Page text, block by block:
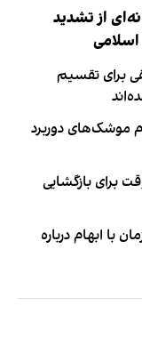
از تشدید
برای تقسیم
موشک‌های دوربرد
برای بازگشایی
با ابهام درباره